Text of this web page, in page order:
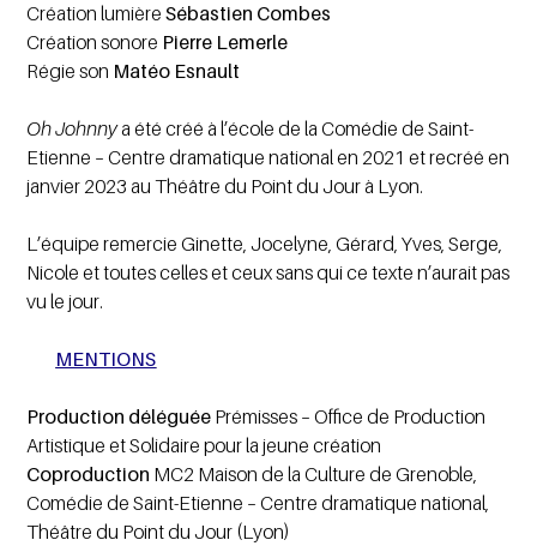
Création lumièreSébastien Combes
Création sonore Pierre Lemerle
Régie son Matéo Esnault
Oh Johnnya été créé à l’école de la Comédie de Saint-
Etienne – Centre dramatique national en 2021 et recréé en
janvier 2023 au Théâtre du Point du Jour à Lyon.
L’équipe remercie Ginette, Jocelyne, Gérard, Yves, Serge,
Nicole et toutes celles et ceux sans qui ce texte n’aurait pas
vu le jour.
MENTIONS
Production déléguée Prémisses – Office de Production
Artistique et Solidaire pour la jeune création
Coproduction MC2 Maison de la Culture de Grenoble,
Comédie de Saint-Etienne – Centre dramatique national,
Théâtre du Point du Jour (Lyon)